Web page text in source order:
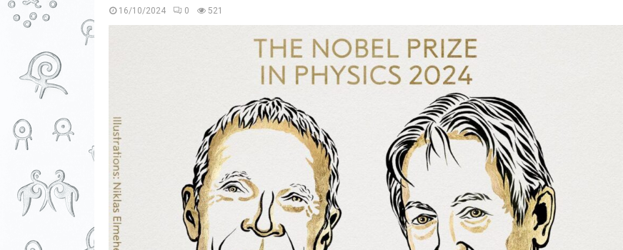
16/10/2024 0 521